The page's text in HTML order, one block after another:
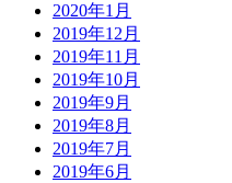
2020年1月
2019年12月
2019年11月
2019年10月
2019年9月
2019年8月
2019年7月
2019年6月